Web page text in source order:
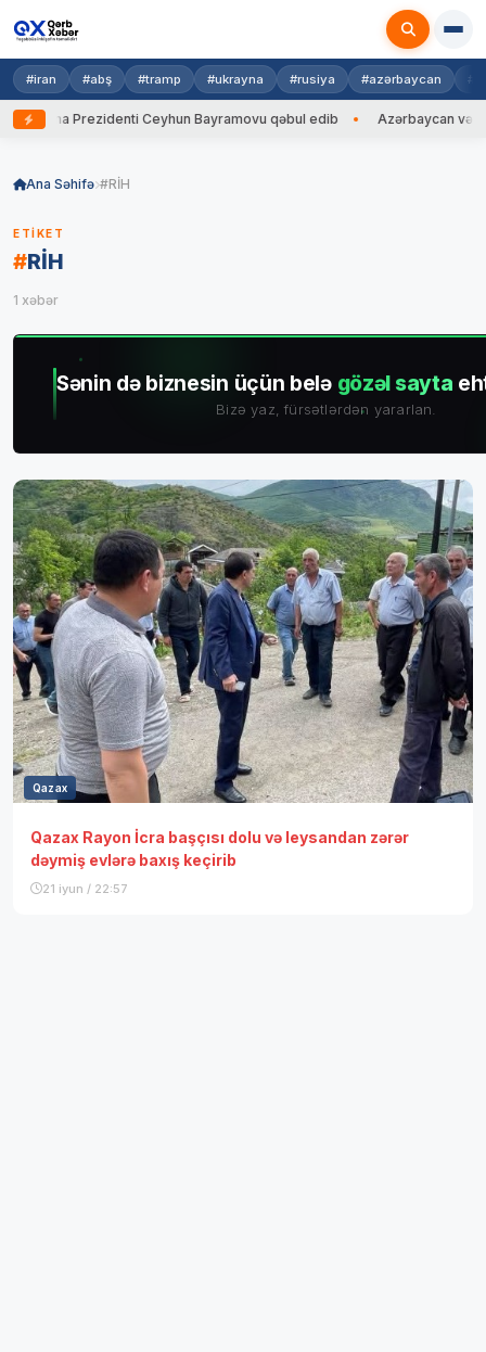
#iran #abş #tramp #ukrayna #rusiya #azərbaycan
Prezidenti Ceyhun Bayramovu qəbul edib Azərbaycan və
to Ana Səhifə #RİH
ETIKET
#RİH
1 xəbər
Sənin də biznesin üçün belə gözəl sayta
Bizə yaz, fürsətlərdən yararlan.
Qazax
Qazax Rayon İcra başçısı dolu və leysandan zərər
dəymiş evlərə baxış keçirib
21 iyun / 22:57